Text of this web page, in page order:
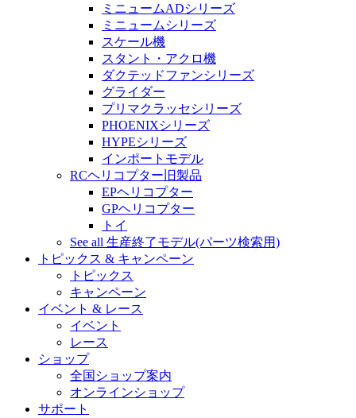
ミニュームADシリーズ
ミニュームシリーズ
スケール機
スタント・アクロ機
ダクテッドファンシリーズ
グライダー
プリマクラッセシリーズ
PHOENIXシリーズ
HYPEシリーズ
インポートモデル
RCヘリコプター旧製品
EPヘリコプター
GPヘリコプター
トイ
See all 生産終了モデル(パーツ検索用)
トピックス & キャンペーン
トピックス
キャンペーン
イベント & レース
イベント
レース
ショップ
全国ショップ案内
オンラインショップ
サポート